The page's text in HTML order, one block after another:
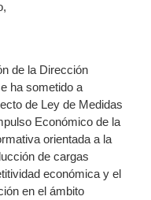
de la Dirección
ha sometido a
de Ley de Medidas
Económico de la
orientada a la
de cargas
económica y el
en el ámbito